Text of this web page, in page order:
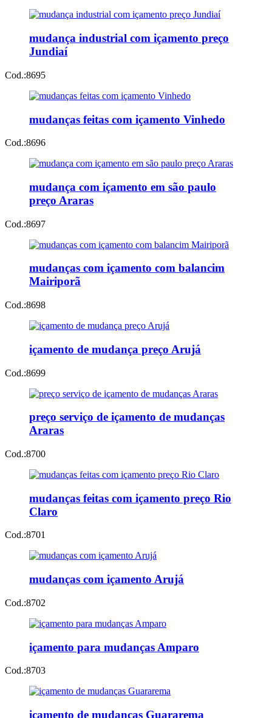
mudança industrial com içamento preço
Jundiaí
Cod.:8695
mudanças feitas com içamento Vinhedo
Cod.:8696
mudança com içamento em são paulo
preço Araras
Cod.:8697
mudanças com içamento com balancim
Mairiporã
Cod.:8698
içamento de mudança preço Arujá
Cod.:8699
preço serviço de içamento de mudanças
Araras
Cod.:8700
mudanças feitas com içamento preço Rio
Claro
Cod.:8701
mudanças com içamento Arujá
Cod.:8702
içamento para mudanças Amparo
Cod.:8703
içamento de mudanças Guararema